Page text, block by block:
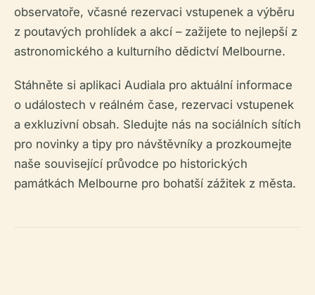
observatoře, včasné rezervaci vstupenek a výběru
z poutavých prohlídek a akcí – zažijete to nejlepší z
astronomického a kulturního dědictví Melbourne.
Stáhněte si aplikaci Audiala pro aktuální informace
o událostech v reálném čase, rezervaci vstupenek
a exkluzivní obsah. Sledujte nás na sociálních sítích
pro novinky a tipy pro návštěvníky a prozkoumejte
naše související průvodce po historických
památkách Melbourne pro bohatší zážitek z města.